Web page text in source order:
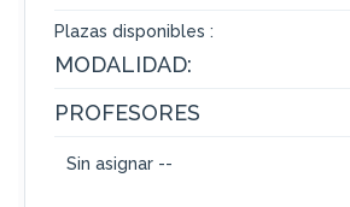
Plazas disponibles :
MODALIDAD:
PROFESORES
Sin asignar --